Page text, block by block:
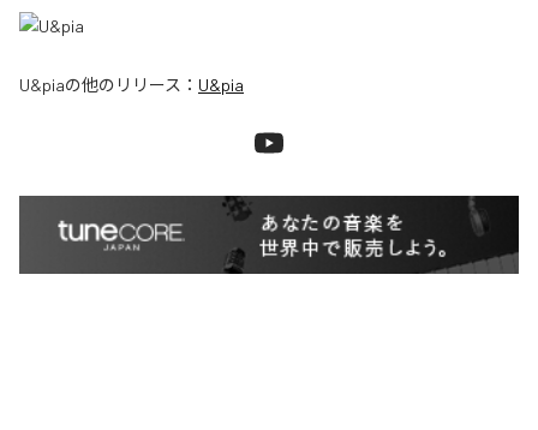
U&piaの他のリリース： U&pia